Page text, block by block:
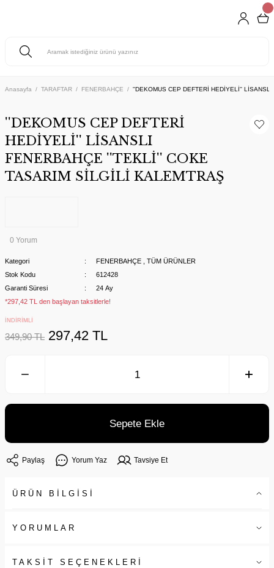
Anasayfa TARAFTAR FENERBAHÇE ''DEKOMUS CEP DEFTERİ HEDİYELİ''
''DEKOMUS CEP DEFTERİ
HEDİYELİ'' LİSANSLI
FENERBAHÇE ''TEKLİ'' COKE
TASARIM SİLGİLİ KALEMTRAŞ
0 Yorum
Kategori FENERBAHÇE
TÜM ÜRÜNLER
Stok Kodu
612428
Garanti Süresi
24 Ay
*297,42 TL den başlayan taksitlerle!
İNDİRİMLİ
349,90 TL 297,42 TL
Sepete Ekle
Paylaş Yorum Yaz Tavsiye Et
ÜRÜN BİLGİSİ
YORUMLAR
TAKSİT SEÇENEKLERİ